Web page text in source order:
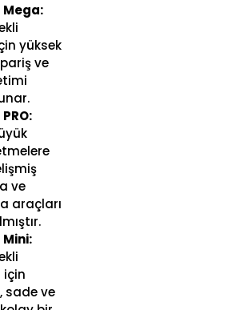
yüksek
ve
ve
araçları
için
sade ve